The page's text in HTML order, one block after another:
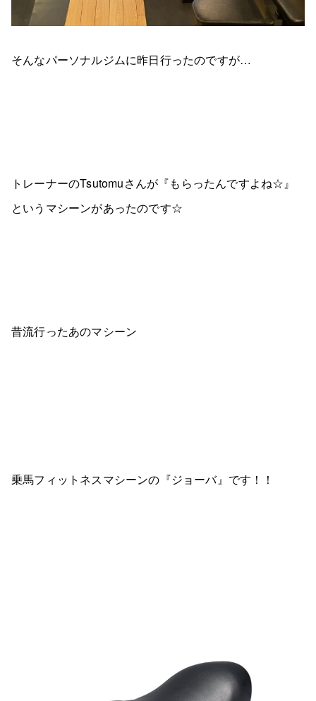
そんなパーソナルジムに昨日行ったのですが…
トレーナーのTsutomuさんが『もらったんですよね☆』
というマシーンがあったのです☆
昔流行ったあのマシーン
乗馬フィットネスマシーンの『ジョーバ』です！！